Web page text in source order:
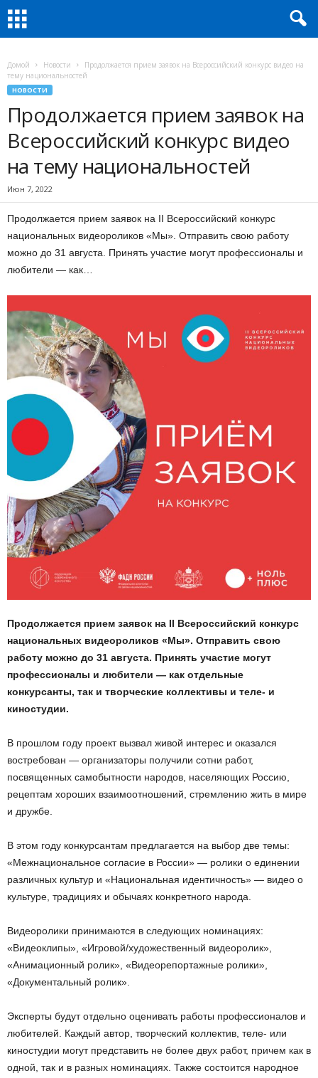
Домой Новости
Продолжается прием заявок на Всероссийский конкурс видео на
тему национальностей
НОВОСТИ
Продолжается прием заявок на
Всероссийский конкурс видео
на тему национальностей
Июн 7, 2022
Продолжается прием заявок на II Всероссийский конкурс
национальных видеороликов «Мы». Отправить свою работу
можно до 31 августа. Принять участие могут профессионалы и
любители — как…
Продолжается прием заявок на II Всероссийский конкурс
национальных видеороликов «Мы». Отправить свою
работу можно до 31 августа. Принять участие могут
профессионалы и любители — как отдельные
конкурсанты, так и творческие коллективы и теле- и
киностудии.
В прошлом году проект вызвал живой интерес и оказался
востребован — организаторы получили сотни работ,
посвященных самобытности народов, населяющих Россию,
рецептам хороших взаимоотношений, стремлению жить в мире
и дружбе.
В этом году конкурсантам предлагается на выбор две темы:
«Межнациональное согласие в России» — ролики о единении
различных культур и «Национальная идентичность» — видео о
культуре, традициях и обычаях конкретного народа.
Видеоролики принимаются в следующих номинациях:
«Видеоклипы», «Игровой/художественный видеоролик»,
«Анимационный ролик», «Видеорепортажные ролики»,
«Документальный ролик».
Эксперты будут отдельно оценивать работы профессионалов и
любителей. Каждый автор, творческий коллектив, теле- или
киностудии могут представить не более двух работ, причем как в
одной, так и в разных номинациях. Также состоится народное